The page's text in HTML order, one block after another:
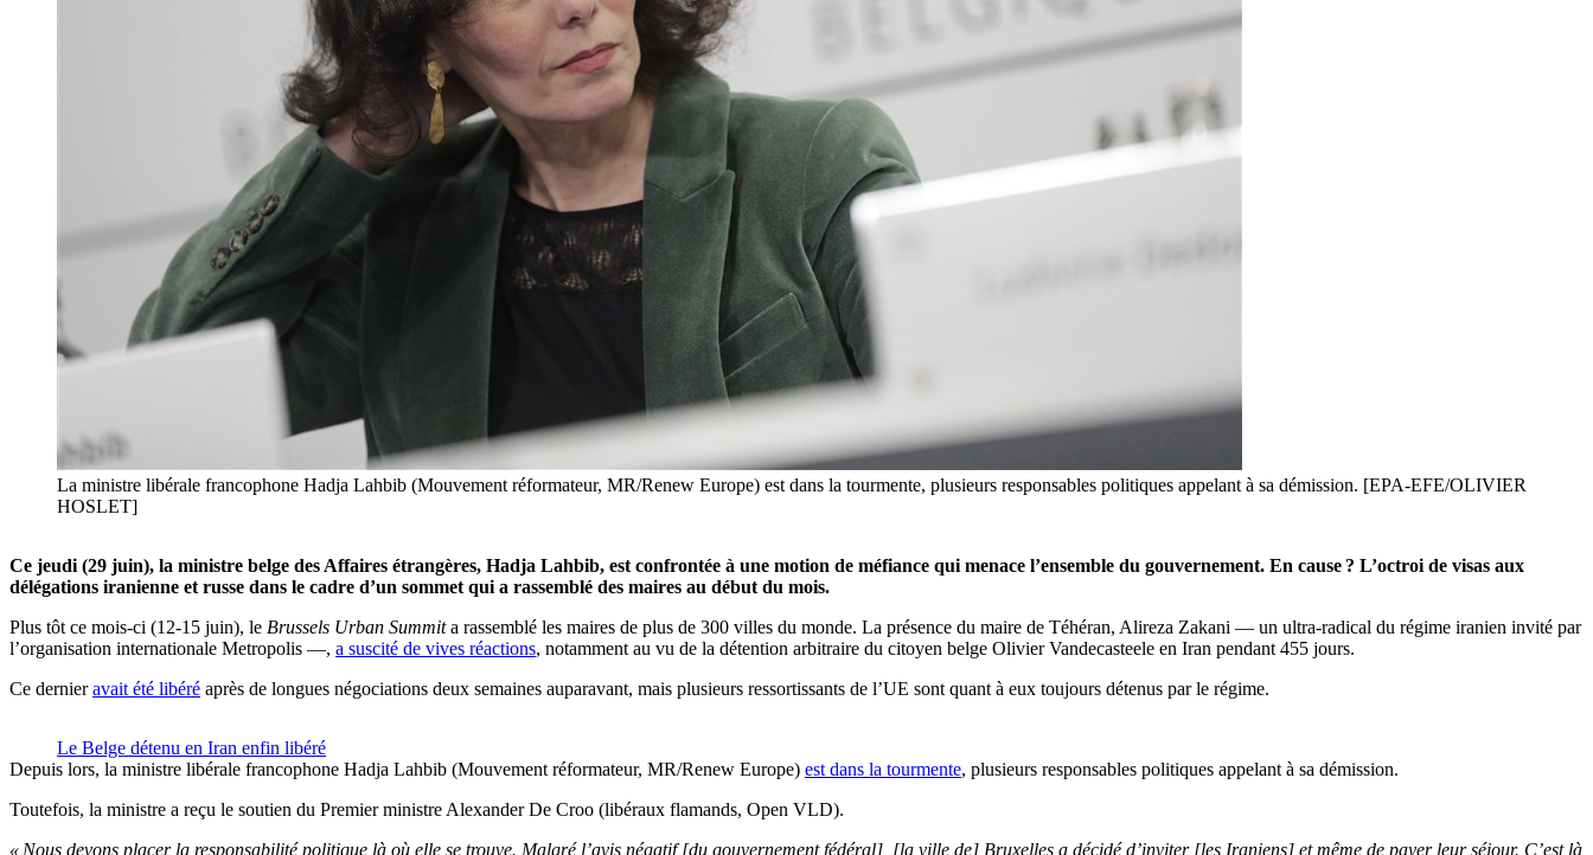
La ministre libérale francophone Hadja Lahbib (Mouvement réformateur, MR/Renew Europe) est dans la tourmente, plusieurs responsables politiques appelant à sa démission. [EPA-EFE/OLIVIER
HOSLET]
Ce jeudi (29 juin), la ministre belge des Affaires étrangères, Hadja Lahbib, est confrontée à une motion de méfiance qui menace l’ensemble du gouvernement. En cause ? L’octroi de visas aux
délégations iranienne et russe dans le cadre d’un sommet qui a rassemblé des maires au début du mois.
Plus tôt ce mois-ci (12-15 juin), le Brussels Urban Summita rassemblé les maires de plus de 300 villes du monde. La présence du maire de Téhéran, Alireza Zakani — un ultra-radical du régime iranien invité par
l’organisation internationale Metropolis —, a suscité de vives réactions, notamment au vu de la détention arbitraire du citoyen belge Olivier Vandecasteele en Iran pendant 455 jours.
Ce dernieravait été libéré après de longues négociations deux semaines auparavant, mais plusieurs ressortissants de l’UE sont quant à eux toujours détenus par le régime.
Le Belge détenu en Iran enfin libéré
Depuis lors, la ministre libérale francophone Hadja Lahbib (Mouvement réformateur, MR/Renew Europe) est dans la tourmente, plusieurs responsables politiques appelant à sa démission.
Toutefois, la ministre a reçu le soutien du Premier ministre Alexander De Croo (libéraux flamands, Open VLD).
« Nous devons placer la responsabilité politique là où elle se trouve. Malgré l’avis négatif [du gouvernement fédéral], [la ville de] Bruxelles a décidé d’inviter [les Iraniens] et même de payer leur séjour. C’est là